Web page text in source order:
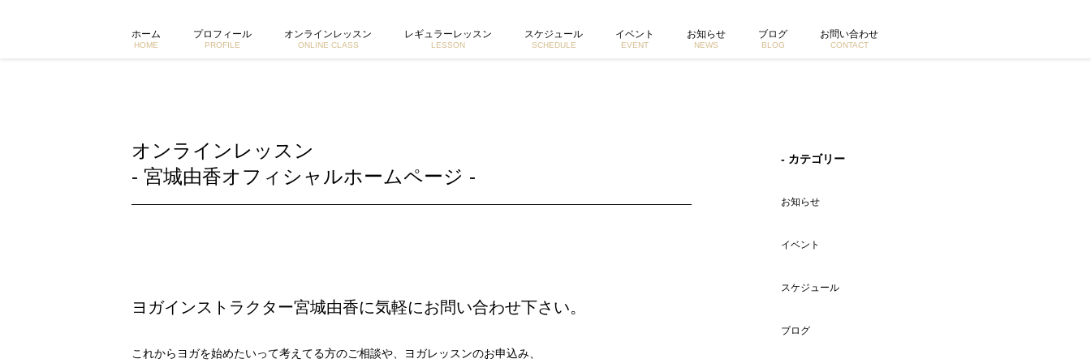
ホーム
HOME
プロフィール
PROFILE
オンラインレッスン
ONLINE CLASS
レギュラーレッスン
LESSON
スケジュール
SCHEDULE
イベント
EVENT
お知らせ
NEWS
ブログ
BLOG
お問い合わせ
CONTACT
オンラインレッスン
- 宮城由香オフィシャルホームページ -
ヨガインストラクター宮城由香に気軽にお問い合わせ下さい。
これからヨガを始めたいって考えてる方のご相談や、ヨガレッスンのお申込み、
- カテゴリー
お知らせ
イベント
スケジュール
ブログ